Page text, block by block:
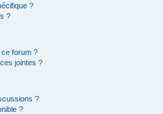
?
?
forum ?
jointes ?
?
?